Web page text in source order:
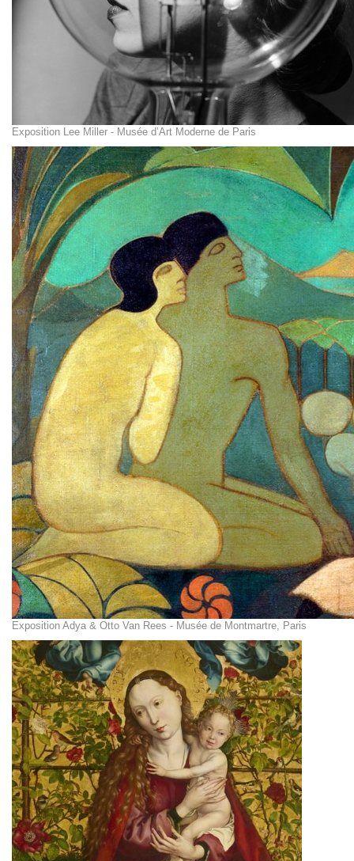
Exposition Lee Miller - Musée d’Art Moderne de Paris
Exposition Adya & Otto Van Rees - Musée de Montmartre, Paris